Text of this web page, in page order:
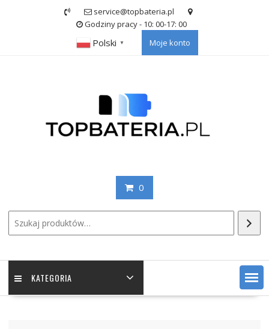
service@topbateria.pl
Godziny pracy - 10: 00-17: 00
Polski ▼ Moje konto
0
KATEGORIA